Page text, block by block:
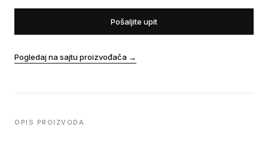
Pošaljite upit
Pogledaj na sajtu proizvođača →
OPIS PROIZVODA